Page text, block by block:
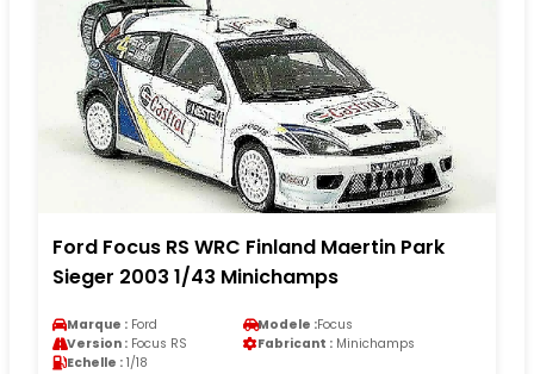
Ford Focus RS WRC Finland Maertin Park
Sieger 2003 1/43 Minichamps
Marque : Ford Modele :Focus
Version : Focus RS Fabricant : Minichamps
Echelle : 1/18